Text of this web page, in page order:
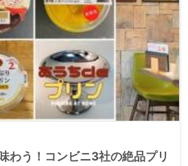
検索
わう！コンビニ3社の絶品プリ